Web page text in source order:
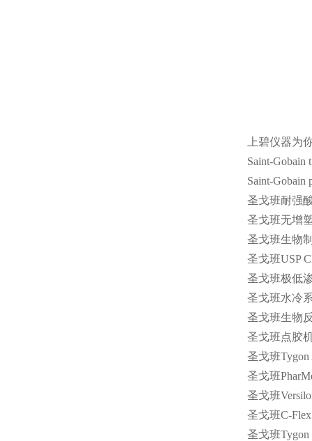
上碧仪器为
Saint-Gobain
Saint-Gobain
圣戈班耐强
圣戈班无增
圣戈班生物
圣戈班USP
圣戈班极低
圣戈班水冷
圣戈班生物
圣戈班点胶
圣戈班
圣戈班
圣戈班
圣戈班C-
圣戈班